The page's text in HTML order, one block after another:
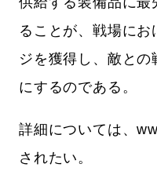
ることが、戦場に
ジを獲得し、敵と
にするのである。
詳細については、
されたい。